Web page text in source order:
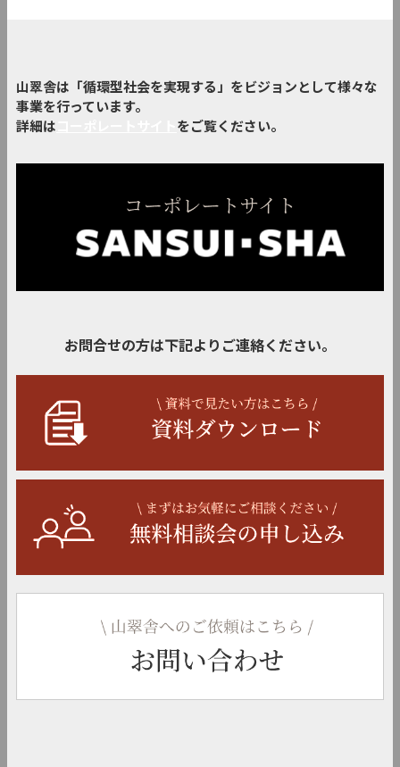
山翠舎は「循環型社会を実現する」をビジョンとして様々な
事業を行っています。
詳細は
をご覧ください。
お問合せの方は下記よりご連絡ください。